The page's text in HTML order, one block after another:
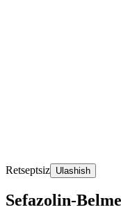
Retseptsiz Ulashish
Sefazolin-